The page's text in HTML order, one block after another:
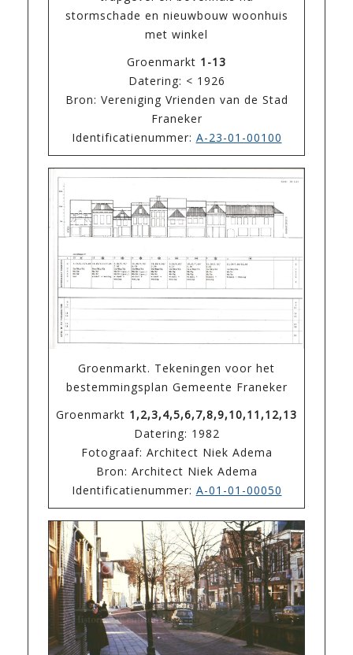
stormschade en nieuwbouw woonhuis
met winkel
Groenmarkt 1-13
Datering: < 1926
Bron: Vereniging Vrienden van de Stad
Franeker
Identificatienummer: A-23-01-00100
Groenmarkt. Tekeningen voor het
bestemmingsplan Gemeente Franeker
Groenmarkt 1,2,3,4,5,6,7,8,9,10,11,12,13
Datering: 1982
Fotograaf: Architect Niek Adema
Bron: Architect Niek Adema
Identificatienummer: A-01-01-00050